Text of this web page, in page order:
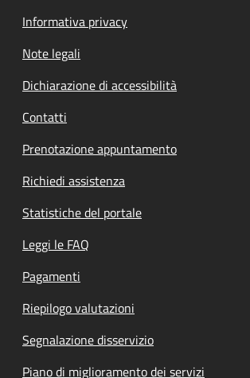
Informativa privacy
Note legali
Dichiarazione di accessibilità
Contatti
Prenotazione appuntamento
Richiedi assistenza
Statistiche del portale
Leggi le FAQ
Pagamenti
Riepilogo valutazioni
Segnalazione disservizio
Piano di miglioramento dei servizi